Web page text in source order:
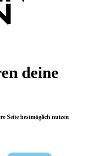
deine
Seite bestmöglich nutzen